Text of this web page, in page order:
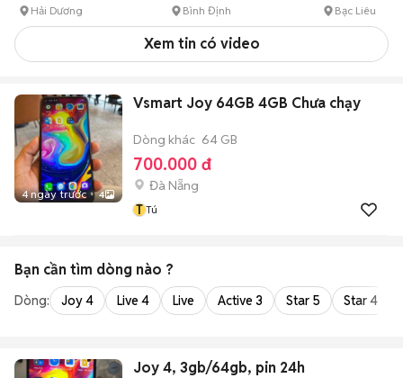
Hải Dương Bình Định Bạc Liêu
Xem tin có video
4 ngày trước 4
Vsmart Joy 64GB 4GB Chưa chạy
Dòng khác 64 GB
700.000 đ
Đà Nẵng
T Tú
Bạn cần tìm dòng nào ?
Dòng: Joy 4 Live 4 Live Active 3 Star 5 Star 4
Joy 4, 3gb/64gb, pin 24h